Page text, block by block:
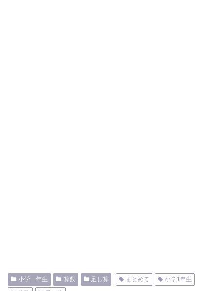
小学一年生 算数 足し算 まとめて
小学1年生